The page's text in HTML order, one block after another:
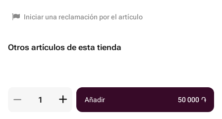
Iniciar una reclamación por el artículo
Otros artículos de esta tienda
Añadir 50 000 ֏